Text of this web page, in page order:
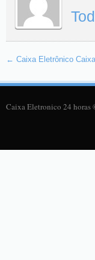
← Caixa Eletrônico
Caixa Eletronico 24 horas